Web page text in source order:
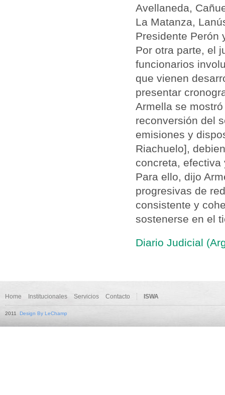
Avellaneda,
La Matanza,
Presidente Perón
Por otra parte, el
funcionarios
que vienen
presentar
Armella se
reconversión del
emisiones y
Riachuelo],
concreta, efectiva
Para ello, dijo
progresivas de
consistente y
sostenerse en el
Diario Judicial
Home Institucionales Servicios Contacto ISWA
2011 Design By LeChamp